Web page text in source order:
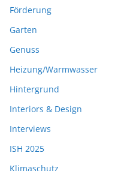
Förderung
Garten
Genuss
Heizung/Warmwasser
Hintergrund
Interiors & Design
Interviews
ISH 2025
Klimaschutz